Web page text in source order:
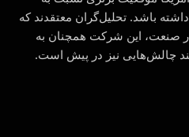
باشد. تحلیل‌گران معتقدند که
صنعت، این شرکت همچنان به
چالش‌هایی نیز در پیش است.